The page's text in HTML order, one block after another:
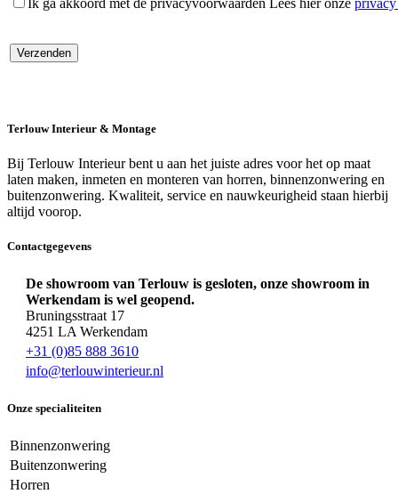
Ik ga akkoord met de privacyvoorwaarden Lees hier onze
Terlouw Interieur & Montage
Bij Terlouw Interieur bent u aan het juiste adres voor het op maat
laten maken, inmeten en monteren van horren, binnenzonwering en
buitenzonwering. Kwaliteit, service en nauwkeurigheid staan hierbij
altijd voorop.
Contactgegevens
De showroom van Terlouw is gesloten, onze showroom in
Werkendam is wel geopend.
Bruningsstraat 17
4251 LA Werkendam
+31 (0)85 888 3610
info@terlouwinterieur.nl
Onze specialiteiten
Binnenzonwering
Buitenzonwering
Horren